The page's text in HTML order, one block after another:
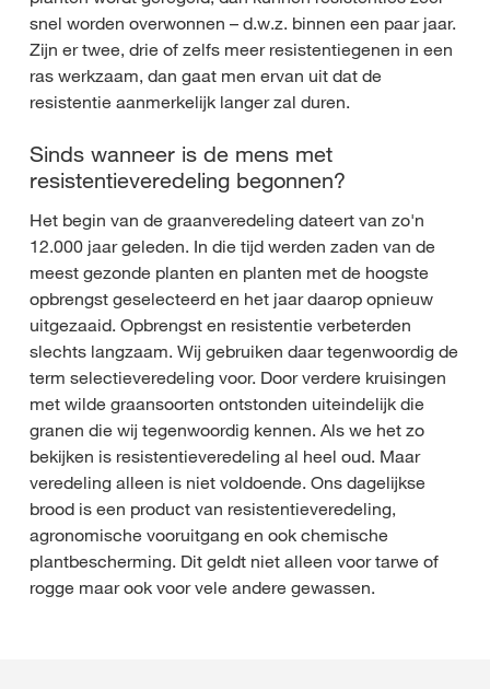
snel worden overwonnen – d.w.z. binnen een paar jaar.
Zijn er twee, drie of zelfs meer resistentiegenen in een
ras werkzaam, dan gaat men ervan uit dat de
resistentie aanmerkelijk langer zal duren.
Sinds wanneer is de mens met
resistentieveredeling begonnen?
Het begin van de graanveredeling dateert van zo'n
12.000 jaar geleden. In die tijd werden zaden van de
meest gezonde planten en planten met de hoogste
opbrengst geselecteerd en het jaar daarop opnieuw
uitgezaaid. Opbrengst en resistentie verbeterden
slechts langzaam. Wij gebruiken daar tegenwoordig de
term selectieveredeling voor. Door verdere kruisingen
met wilde graansoorten ontstonden uiteindelijk die
granen die wij tegenwoordig kennen. Als we het zo
bekijken is resistentieveredeling al heel oud. Maar
veredeling alleen is niet voldoende. Ons dagelijkse
brood is een product van resistentieveredeling,
agronomische vooruitgang en ook chemische
plantbescherming. Dit geldt niet alleen voor tarwe of
rogge maar ook voor vele andere gewassen.